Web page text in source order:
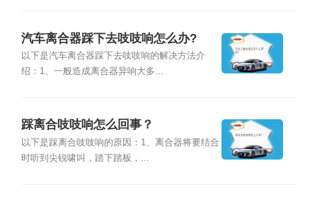
汽车离合器踩下去吱吱响怎么办?
以下是汽车离合器踩下去吱吱响的解决方法介
绍：1、一般造成离合器异响大多...
踩离合吱吱响怎么回事？
以下是踩离合吱吱响的原因：1、离合器将要结合
时听到尖锐啸叫，踏下踏板，...